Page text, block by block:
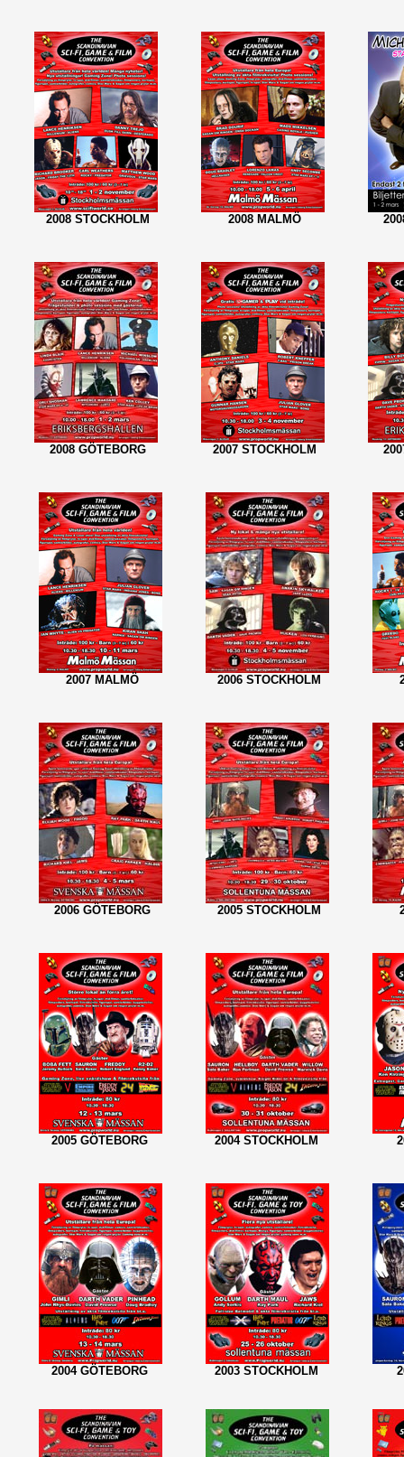
2008 STOCKHOLM 2008 MALMÖ
2008 GÖTEBORG 2007 STOCKHOLM
2007 MALMÖ 2006 STOCKHOLM
2006 GÖTEBORG 2005 STOCKHOLM
2005 GÖTEBORG 2004 STOCKHOLM
2004 GÖTEBORG 2003 STOCKHOLM